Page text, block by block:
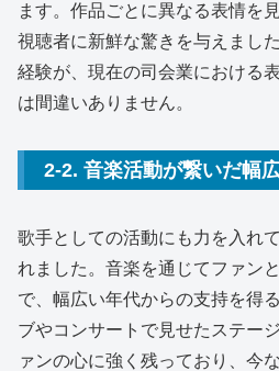
ます。作品ごとに異なる表情を
視聴者に新鮮な驚きを与えまし
経験が、現在の司会業における
は間違いありません。
2-2. 音楽活動が繋いだ幅
歌手としての活動にも力を入れ
れました。音楽を通じてファン
で、幅広い年代からの支持を得
ブやコンサートで見せたステー
ァンの心に強く残っており、今